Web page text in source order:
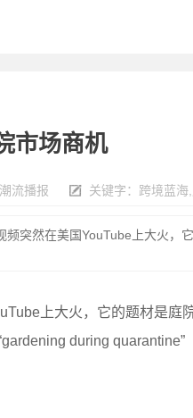
市场商机
流播报 关键字： 跨境蓝海
频突然在美国YouTube上大火，
上大火，它的题材是庭
during